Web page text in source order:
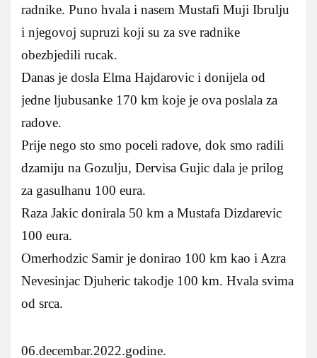
radnike. Puno hvala i nasem Mustafi Muji Ibrulju
i njegovoj supruzi koji su za sve radnike
obezbjedili rucak.
Danas je dosla Elma Hajdarovic i donijela od
jedne ljubusanke 170 km koje je ova poslala za
radove.
Prije nego sto smo poceli radove, dok smo radili
dzamiju na Gozulju, Dervisa Gujic dala je prilog
za gasulhanu 100 eura.
Raza Jakic donirala 50 km a Mustafa Dizdarevic
100 eura.
Omerhodzic Samir je donirao 100 km kao i Azra
Nevesinjac Djuheric takodje 100 km. Hvala svima
od srca.
06.decembar.2022.godine.